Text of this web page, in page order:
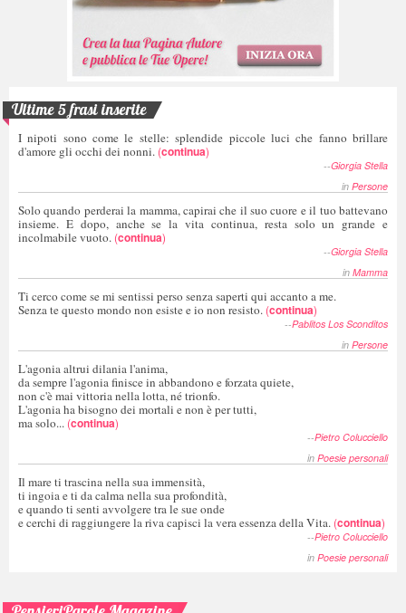
Ultime 5 frasi inserite
I nipoti sono come le stelle: splendide piccole luci che fanno brillare
d'amore gli occhi dei nonni. (continua)
--Giorgia Stella
in Persone
Solo quando perderai la mamma, capirai che il suo cuore e il tuo battevano
insieme. E dopo, anche se la vita continua, resta solo un grande e
incolmabile vuoto. (continua)
--Giorgia Stella
in Mamma
Ti cerco come se mi sentissi perso senza saperti qui accanto a me.
Senza te questo mondo non esiste e io non resisto. (continua)
--Pablitos Los Sconditos
in Persone
L'agonia altrui dilania l'anima,
da sempre l'agonia finisce in abbandono e forzata quiete,
non c'è mai vittoria nella lotta, né trionfo.
L'agonia ha bisogno dei mortali e non è per tutti,
ma solo... (continua)
--Pietro Colucciello
in Poesie personali
Il mare ti trascina nella sua immensità,
ti ingoia e ti da calma nella sua profondità,
e quando ti senti avvolgere tra le sue onde
e cerchi di raggiungere la riva capisci la vera essenza della Vita. (continua)
--Pietro Colucciello
in Poesie personali